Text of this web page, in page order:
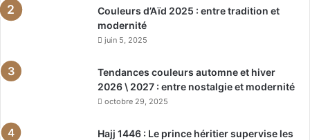
Couleurs d’Aïd 2025 : entre tradition et
modernité
juin 5, 2025
Tendances couleurs automne et hiver
2026 \ 2027 : entre nostalgie et modernité
octobre 29, 2025
Hajj 1446 : Le prince héritier supervise les